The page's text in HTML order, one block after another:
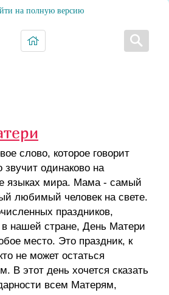
на полную версию
слово, которое говорит
звучит одинаково на
языках мира. Мама - самый
любимый человек на свете.
праздников,
нашей стране, День Матери
место. Это праздник, к
не может остаться
В этот день хочется сказать
всем Матерям,